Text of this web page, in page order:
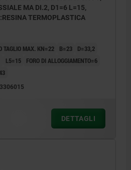
/ pezzo da lavorare
MA DI.2, D1=6 L=15,
TERMOPLASTICA
TAGLIO MAX. KN=22
B=23
D=33,2
L5=15
FORO DI ALLOGGIAMENTO=6
DETTAGLI